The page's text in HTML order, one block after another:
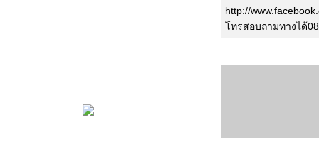
http://
โทรสอบถามทางได้